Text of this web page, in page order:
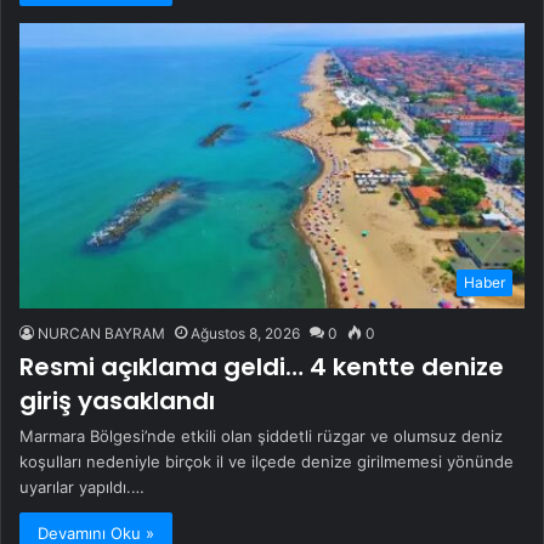
Haber
NURCAN BAYRAM Ağustos 8, 2026 0 0
Resmi açıklama geldi… 4 kentte denize
giriş yasaklandı
Marmara Bölgesi’nde etkili olan şiddetli rüzgar ve olumsuz deniz
koşulları nedeniyle birçok il ve ilçede denize girilmemesi yönünde
uyarılar yapıldı.…
Devamını Oku »